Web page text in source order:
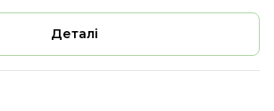
Деталі